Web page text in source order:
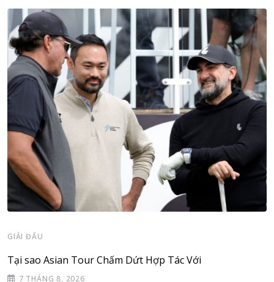
GIẢI ĐẤU
Tại sao Asian Tour Chấm Dứt Hợp Tác Với
7 THÁNG 8, 2026